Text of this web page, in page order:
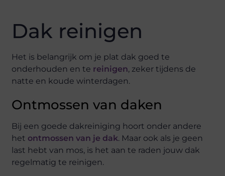
Dak reinigen
Het is belangrijk om je plat dak goed te
onderhouden en te reinigen, zeker tijdens de
natte en koude winterdagen.
Ontmossen van daken
Bij een goede dakreiniging hoort onder andere
het ontmossen van je dak. Maar ook als je geen
last hebt van mos, is het aan te raden jouw dak
regelmatig te reinigen.